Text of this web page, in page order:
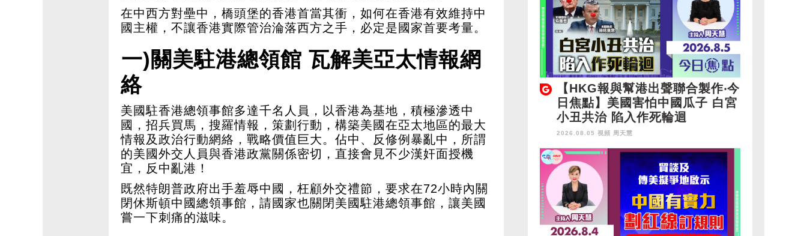
在中西方對壘中，橋頭堡的香港首當其衝，如何在香港有效維持中
國主權，不讓香港實際管治淪落西方之手，必定是國家首要考量。
一)關美駐港總領館 瓦解美亞太情報網
絡
美國駐香港總領事館多達千名人員，以香港為基地，積極滲透中
國，招兵買馬，搜羅情報，策劃行動，構築美國在亞太地區的最大
情報及政治行動網絡，戰略價值巨大。佔中、反修例暴亂中，所謂
的美國外交人員與香港政黨關係密切，直接會見不少漢奸面授機
宜，反中亂港！
既然特朗普政府出手羞辱中國，枉顧外交禮節，要求在72小時內關
閉休斯頓中國總領事館，請國家也關閉美國駐港總領事館，讓美國
嘗一下刺痛的滋味。
【HKG報與幫港出聲聯合製作‧今
日焦點】美國害怕中國瓜子 白宮
小丑共治 陷入作死輪迴
2026.08.05 視頻 周天慧